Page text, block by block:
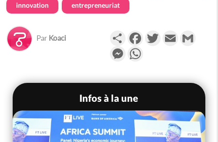
innovation entrepreneuriat
Par Koaci PartagerFacebookTwitterEmail
Messenger
Infos à la une